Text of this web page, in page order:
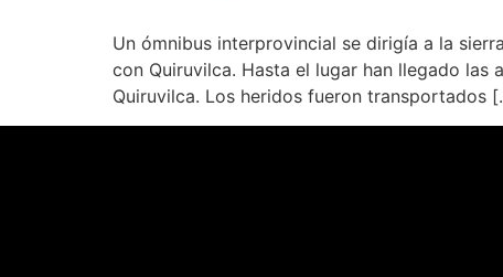
Un ómnibus interprovincial se dirigía a la
con Quiruvilca. Hasta el lugar han llegado
Quiruvilca. Los heridos fueron transportados